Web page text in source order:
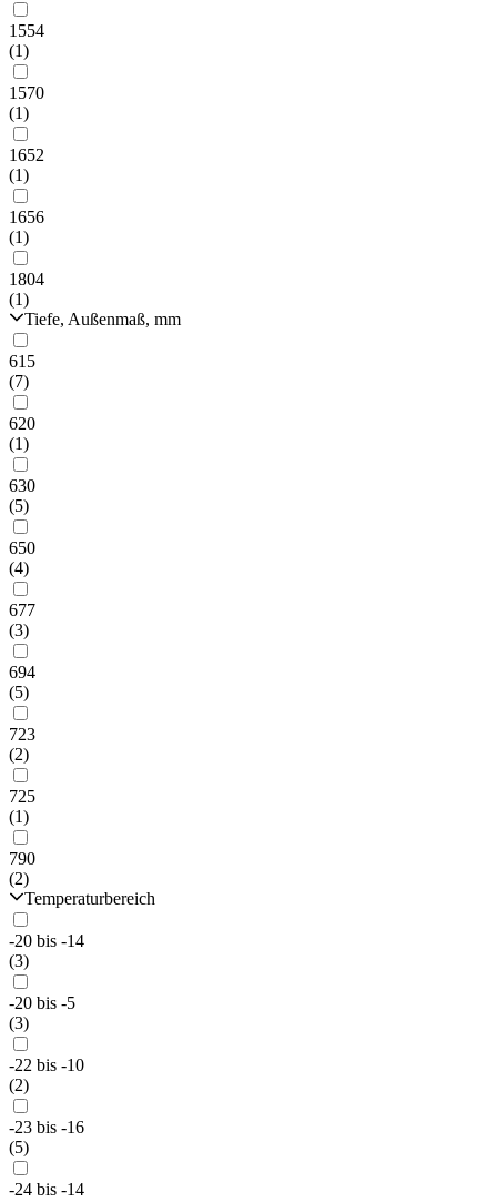
1554
(1)
1570
(1)
1652
(1)
1656
(1)
1804
(1)
Tiefe, Außenmaß, mm
615
(7)
620
(1)
630
(5)
650
(4)
677
(3)
694
(5)
723
(2)
725
(1)
790
(2)
Temperaturbereich
-20 bis -14
(3)
-20 bis -5
(3)
-22 bis -10
(2)
-23 bis -16
(5)
-24 bis -14